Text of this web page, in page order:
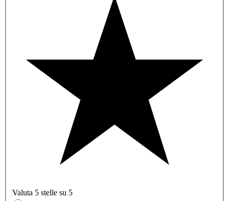
Valuta 5 stelle su 5